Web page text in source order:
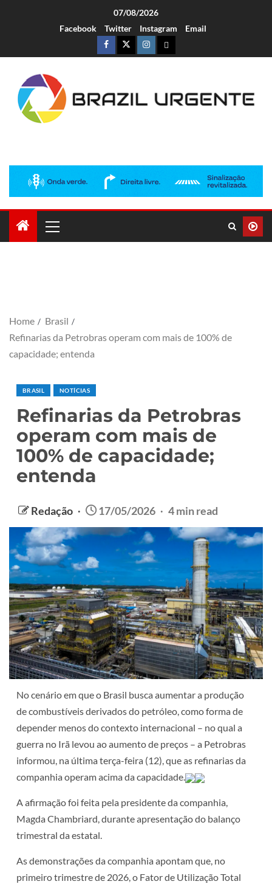
07/08/2026
Facebook
Twitter Instagram Email
Home
Brasil
Refinarias da Petrobras operam com mais de 100% de
capacidade; entenda
BRASIL NOTÍCIAS
Refinarias da Petrobras
operam com mais de
100% de capacidade;
entenda
Redação 17/05/2026 4 min read
No cenário em que o Brasil busca aumentar a produção
de combustíveis derivados do petróleo, como forma de
depender menos do contexto internacional – no qual a
guerra no Irã levou ao aumento de preços – a Petrobras
informou, na última terça-feira (12), que as refinarias da
companhia operam acima da capacidade.
A afirmação foi feita pela presidente da companhia,
Magda Chambriard, durante apresentação do balanço
trimestral da estatal.
As demonstrações da companhia apontam que, no
primeiro trimestre de 2026, o Fator de Utilização Total